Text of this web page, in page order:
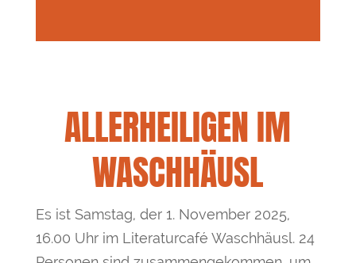
ALLERHEILIGEN IM
WASCHHÄUSL
Es ist Samstag, der 1. November 2025,
16.00 Uhr im Literaturcafé Waschhäusl. 24